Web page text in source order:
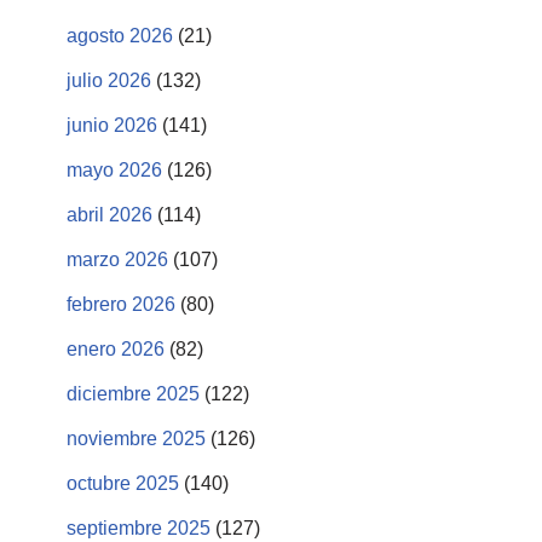
agosto 2026 (21)
julio 2026 (132)
junio 2026 (141)
mayo 2026 (126)
abril 2026 (114)
marzo 2026 (107)
febrero 2026 (80)
enero 2026 (82)
diciembre 2025 (122)
noviembre 2025 (126)
octubre 2025 (140)
septiembre 2025 (127)